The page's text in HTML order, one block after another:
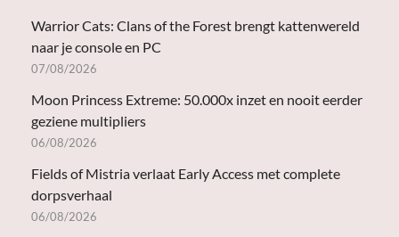
Warrior Cats: Clans of the Forest brengt kattenwereld
naar je console en PC
07/08/2026
Moon Princess Extreme: 50.000x inzet en nooit eerder
geziene multipliers
06/08/2026
Fields of Mistria verlaat Early Access met complete
dorpsverhaal
06/08/2026